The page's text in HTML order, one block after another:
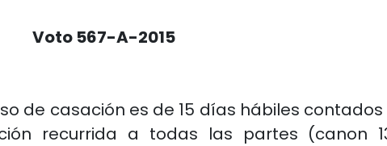
Voto 567-A-2015
de casación es de 15 días hábiles
recurrida a todas las partes (canon